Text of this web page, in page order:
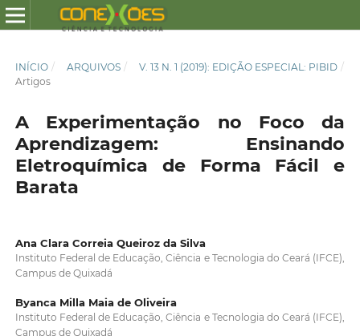
INÍCIO / ARQUIVOS / V. 13 N. 1 (2019): EDIÇÃO ESPECIAL: PIBID /
Artigos
A Experimentação no Foco da
Aprendizagem: Ensinando
Eletroquímica de Forma Fácil e
Barata
Ana Clara Correia Queiroz da Silva
Instituto Federal de Educação, Ciência e Tecnologia do Ceará (IFCE),
Campus de Quixadá
Byanca Milla Maia de Oliveira
Instituto Federal de Educação, Ciência e Tecnologia do Ceará (IFCE),
Campus de Quixadá